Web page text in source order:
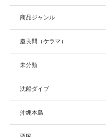
商品ジャンル
慶良間（ケラマ）
未分類
沈船ダイブ
沖縄本島